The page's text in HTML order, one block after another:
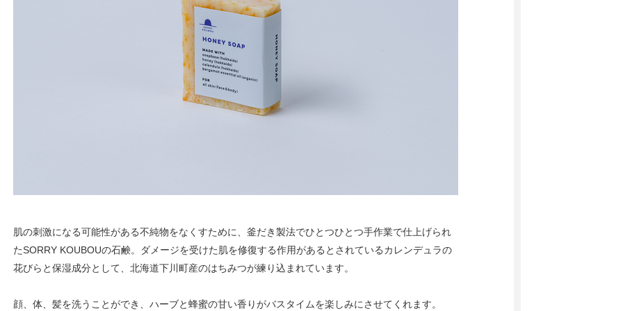
肌の刺激になる可能性がある不純物をなくすために、釜だき製法でひとつひとつ手作業で仕上げられ
たSORRY KOUBOUの石鹸。ダメージを受けた肌を修復する作用があるとされているカレンデュラの
花びらと保湿成分として、北海道下川町産のはちみつが練り込まれています。
顔、体、髪を洗うことができ、ハーブと蜂蜜の甘い香りがバスタイムを楽しみにさせてくれます。